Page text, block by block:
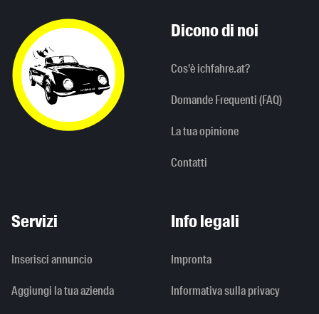
Dicono di noi
Cos'è ichfahre.at?
Domande Frequenti (FAQ)
La tua opinione
Contatti
Servizi
Inserisci annuncio
Aggiungi la tua azienda
Info legali
Impronta
Informativa sulla privacy